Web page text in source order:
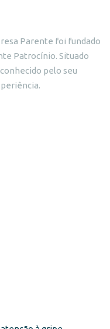
Parente foi fundado
Patrocínio. Situado
pelo seu